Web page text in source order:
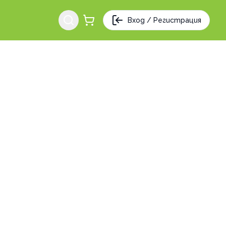
Вход / Регистрация